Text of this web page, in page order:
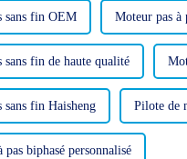
sans fin OEM Moteur pas à
sans fin de haute qualité
sans fin Haisheng Pilote de
biphasé personnalisé